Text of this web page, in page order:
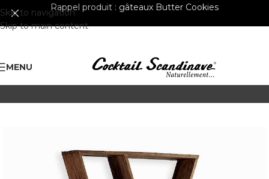
Skip to navigation
Skip to main content
Rappel produit : gâteaux Butter Cookies
MENU